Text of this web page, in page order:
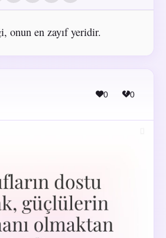
onun en zayıf yeridir.
0 0